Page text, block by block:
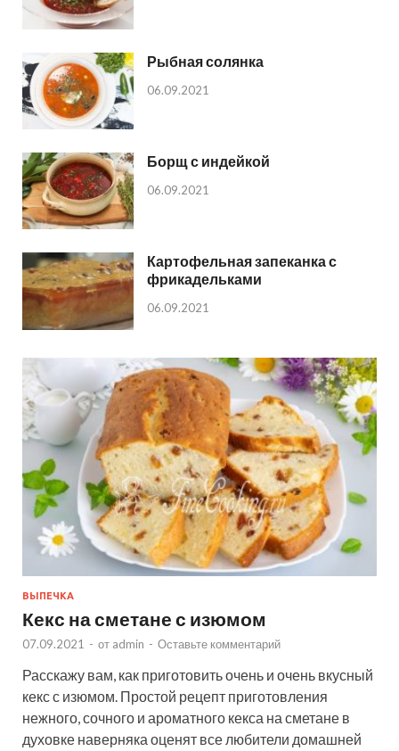
Рыбная солянка
06.09.2021
Борщ с индейкой
06.09.2021
Картофельная запеканка с
фрикадельками
06.09.2021
ВЫПЕЧКА
Кекс на сметане с изюмом
07.09.2021 - от admin - Оставьте комментарий
Расскажу вам, как приготовить очень и очень вкусный
кекс с изюмом. Простой рецепт приготовления
нежного, сочного и ароматного кекса на сметане в
духовке наверняка оценят все любители домашней